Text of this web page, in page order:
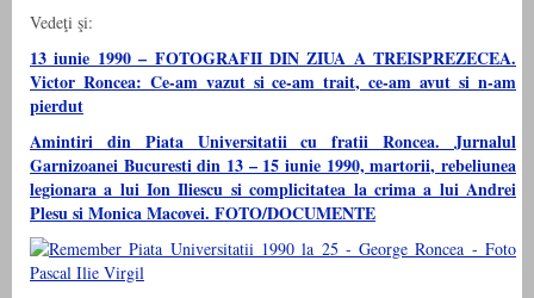
Vedeţi şi:
13 iunie 1990 – FOTOGRAFII DIN ZIUA A TREISPREZECEA.
Victor Roncea: Ce-am vazut si ce-am trait, ce-am avut si n-am
pierdut
Amintiri din Piata Universitatii cu fratii Roncea. Jurnalul
Garnizoanei Bucuresti din 13 – 15 iunie 1990, martorii, rebeliunea
legionara a lui Ion Iliescu si complicitatea la crima a lui Andrei
Plesu si Monica Macovei. FOTO/DOCUMENTE